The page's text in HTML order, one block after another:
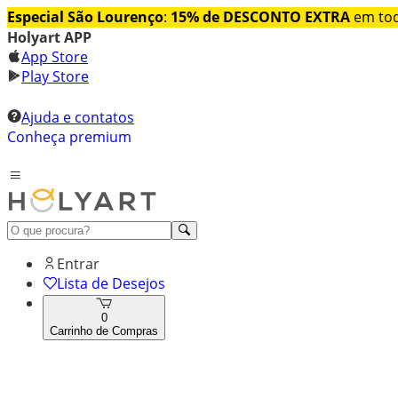
Especial São Lourenço: 15% de DESCONTO EXTRA em
Holyart APP
App Store
Play Store
Ajuda e contatos
Conheça premium
Entrar
Lista de Desejos
0
Carrinho de Compras